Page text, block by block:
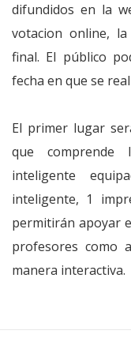
difundidos en la
votacion online,
final. El público
fecha en que se
El primer lugar
que comprende
inteligente
inteligente, 1
permitirán apoyar
profesores como
manera interactiva.